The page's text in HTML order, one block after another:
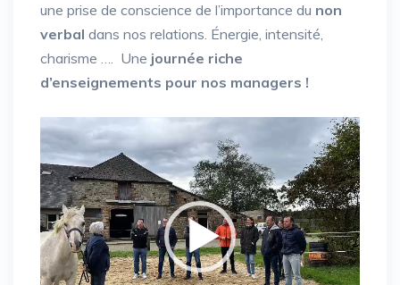
une prise de conscience de l’importance du non
verbal dans nos relations. Énergie, intensité,
charisme …. Une journée riche
d’enseignements pour nos managers !
Lecteur
vidéo